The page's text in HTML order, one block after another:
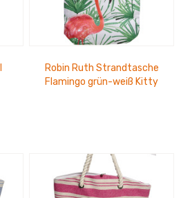
Robin Ruth Strandtasche
Flamingo grün-weiß Kitty